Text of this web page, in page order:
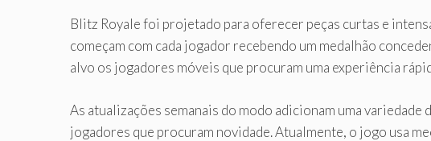
Blitz Royale foi projetado para oferecer peças curtas e
começam com cada jogador recebendo um medalhão
alvo os jogadores móveis que procuram uma experiência
As atualizações semanais do modo adicionam uma
jogadores que procuram novidade. Atualmente, o jogo usa